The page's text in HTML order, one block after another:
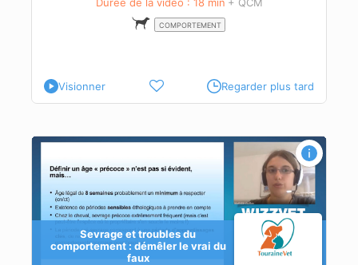
COMPORTEMENT
Visionner Regarder plus tard
Sevrage et troubles du
comportement : démêler le vrai du
faux